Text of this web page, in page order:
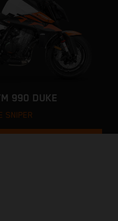
990 DUKE
SNIPER